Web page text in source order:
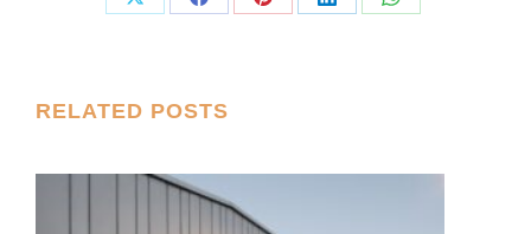
Share
Share
Share
Share
Share
Post
RELATED POSTS